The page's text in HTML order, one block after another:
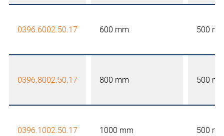
0396.6002.50.17 600 mm 500
0396.8002.50.17 800 mm 500
0396.1002.50.17 1000 mm 500